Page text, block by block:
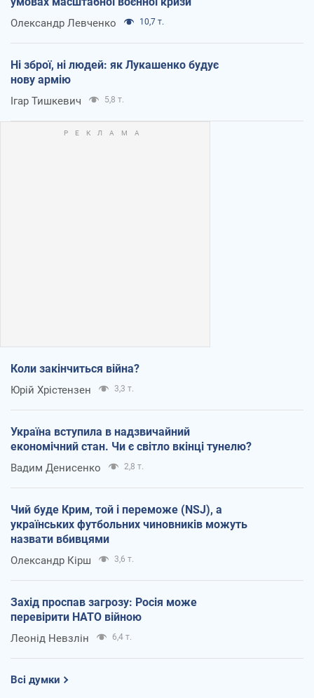
Олександр Левченко 10,7 т.
Ні зброї, ні людей: як Лукашенко будує
нову армію
Ігар Тишкевич 5,8 т.
Коли закінчиться війна?
Юрій Хрістензен 3,3 т.
Україна вступила в надзвичайний
економічний стан. Чи є світло вкінці тунелю?
Вадим Денисенко 2,8 т.
Чий буде Крим, той і переможе (NSJ), а
українських футбольних чиновників можуть
назвати вбивцями
Олександр Кірш 3,6 т.
Захід проспав загрозу: Росія може
перевірити НАТО війною
Леонід Невзлін 6,4 т.
Всі думки